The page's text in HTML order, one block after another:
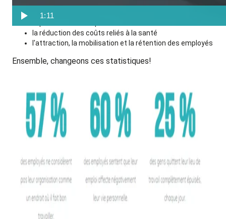
1:11
employés, les employeurs contribuent entre autres à:
la réduction des coûts reliés à la santé
l'attraction, la mobilisation et la rétention des employés
Ensemble, changeons ces statistiques!